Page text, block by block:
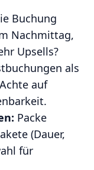
Buchung
Nachmittag,
Upsells?
als
auf
Packe
(Dauer,
für